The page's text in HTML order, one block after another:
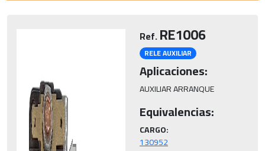
Ref.RE1006
RELE AUXILIAR
Aplicaciones:
AUXILIAR ARRANQUE
Equivalencias:
CARGO:
130952